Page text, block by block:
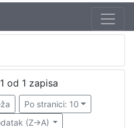
od 1 zapisa
Po stranici: 10
(Z->A)